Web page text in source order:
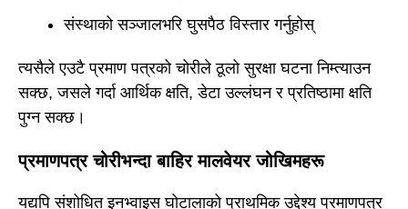
संस्थाको सञ्जालभरि घुसपैठ विस्तार गर्नुहोस्
त्यसैले एउटै प्रमाण पत्रको चोरीले ठूलो सुरक्षा घटना निम्त्याउन
सक्छ, जसले गर्दा आर्थिक क्षति, डेटा उल्लंघन र प्रतिष्ठामा क्षति
पुग्न सक्छ।
प्रमाणपत्र चोरीभन्दा बाहिर मालवेयर जोखिमहरू
यद्यपि संशोधित इनभ्वाइस घोटालाको प्राथमिक उद्देश्य प्रमाणपत्र